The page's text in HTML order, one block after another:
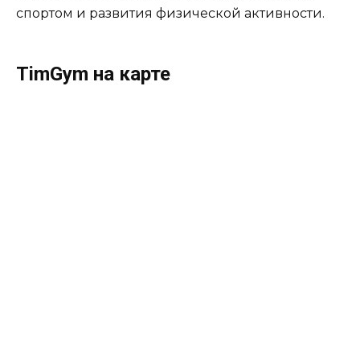
спортом и развития физической активности.
TimGym на карте